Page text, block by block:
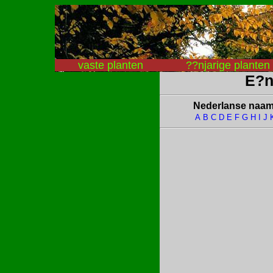
vaste planten ??njarige planten
Nederlanse
A B C D E F G H J